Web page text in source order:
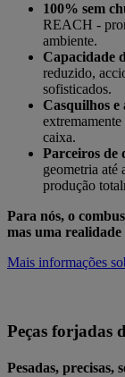
100% sem
REACH -
ambiente.
Capacidade
reduzido,
sofisticados.
Casquilhos e
extremamente
caixa.
Parceiros de
geometria até
produção
Para nós, o
mas uma
Mais informações
Peças forjadas
Pesadas, precisas,